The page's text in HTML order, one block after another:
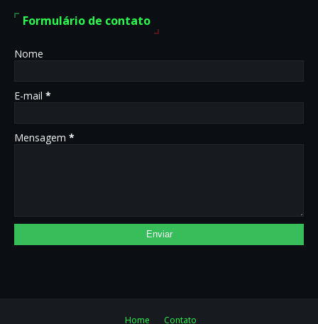
Formulário de contato
Nome
E-mail *
Mensagem *
Home Contato